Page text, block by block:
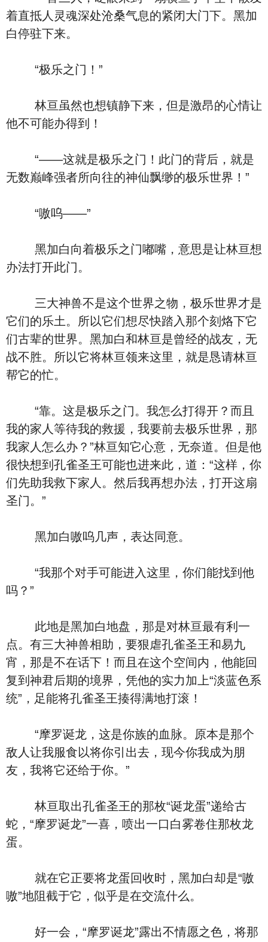
着直抵人灵魂深处沧桑气息的紧闭大门下。黑加
白停驻下来。
“极乐之门！”
林亘虽然也想镇静下来，但是激昂的心情让
他不可能办得到！
“——这就是极乐之门！此门的背后，就是
无数巅峰强者所向往的神仙飘缈的极乐世界！”
“嗷呜——”
黑加白向着极乐之门嘟嘴，意思是让林亘想
办法打开此门。
三大神兽不是这个世界之物，极乐世界才是
它们的乐土。所以它们想尽快踏入那个刻烙下它
们古辈的世界。黑加白和林亘是曾经的战友，无
战不胜。所以它将林亘领来这里，就是恳请林亘
帮它的忙。
“靠。这是极乐之门。我怎么打得开？而且
我的家人等待我的救援，我要前去极乐世界，那
我家人怎么办？”林亘知它心意，无奈道。但是他
很快想到孔雀圣王可能也进来此，道：“这样，你
们先助我救下家人。然后我再想办法，打开这扇
圣门。”
黑加白嗷呜几声，表达同意。
“我那个对手可能进入这里，你们能找到他
吗？”
此地是黑加白地盘，那是对林亘最有利一
点。有三大神兽相助，要狠虐孔雀圣王和易九
宵，那是不在话下！而且在这个空间内，他能回
复到神君后期的境界，凭他的实力加上“淡蓝色系
统”，足能将孔雀圣王揍得满地打滚！
“摩罗诞龙，这是你族的血脉。原本是那个
敌人让我服食以将你引出去，现今你我成为朋
友，我将它还给于你。”
林亘取出孔雀圣王的那枚“诞龙蛋”递给古
蛇，“摩罗诞龙”一喜，喷出一口白雾卷住那枚龙
蛋。
就在它正要将龙蛋回收时，黑加白却是“嗷
嗷”地阻截于它，似乎是在交流什么。
好一会，“摩罗诞龙”露出不情愿之色，将那